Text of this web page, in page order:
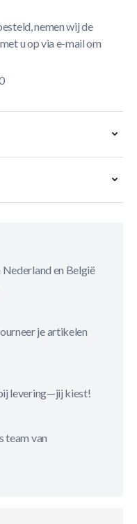
nemen wij de
u op via e-mail om
en België
je artikelen
levering—jij kiest!
team van